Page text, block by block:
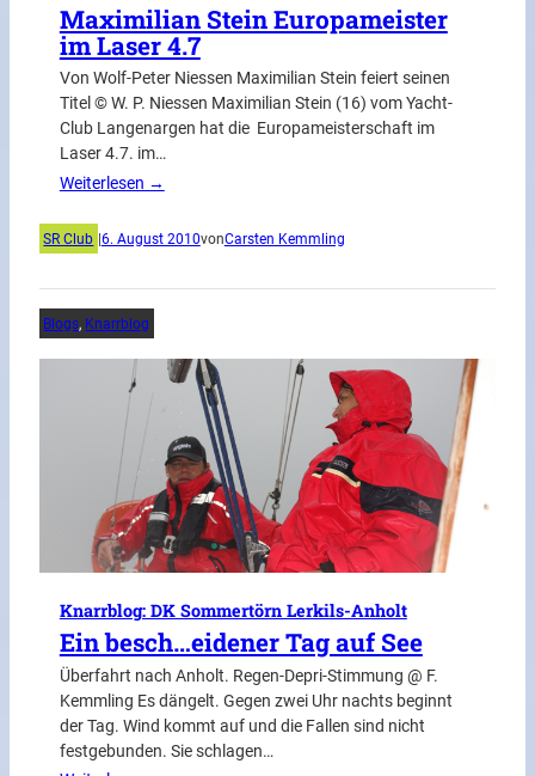
Maximilian Stein Europameister
im Laser 4.7
Von Wolf-Peter Niessen Maximilian Stein feiert seinen
Titel © W. P. Niessen Maximilian Stein (16) vom Yacht-
Club Langenargen hat die Europameisterschaft im
Laser 4.7. im…
Weiterlesen →
SR Club |6. August 2010vonCarsten Kemmling
Blogs, Knarrblog
Knarrblog: DK Sommertörn Lerkils-Anholt
Ein besch…eidener Tag auf See
Überfahrt nach Anholt. Regen-Depri-Stimmung @ F.
Kemmling Es dängelt. Gegen zwei Uhr nachts beginnt
der Tag. Wind kommt auf und die Fallen sind nicht
festgebunden. Sie schlagen…